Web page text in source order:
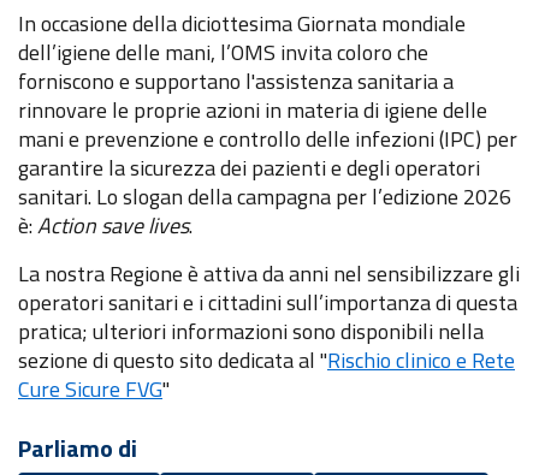
In occasione della diciottesima Giornata mondiale
dell’igiene delle mani, l’OMS invita coloro che
forniscono e supportano l'assistenza sanitaria a
rinnovare le proprie azioni in materia di igiene delle
mani e prevenzione e controllo delle infezioni (IPC) per
garantire la sicurezza dei pazienti e degli operatori
sanitari. Lo slogan della campagna per l’edizione 2026
è:Action save lives.
La nostra Regione è attiva da anni nel sensibilizzare gli
operatori sanitari e i cittadini sull’importanza di questa
pratica; ulteriori informazioni sono disponibili nella
sezione di questo sito dedicata al "Rischio clinico e Rete
Cure Sicure FVG"
Parliamo di